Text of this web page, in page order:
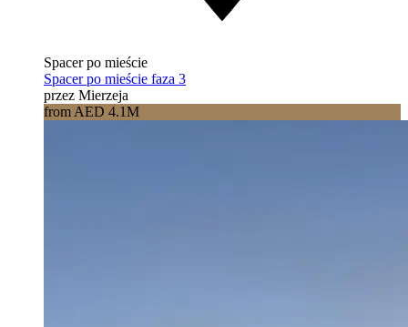
Spacer po mieście
Spacer po mieście faza 3
przez Mierzeja
from AED 4.1M